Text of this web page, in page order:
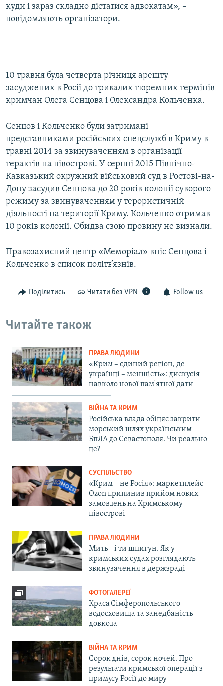
куди і зараз складно дістатися адвокатам», –
повідомляють організатори.
10 травня була четверта річниця арешту
засуджених в Росії до тривалих тюремних термінів
кримчан Олега Сенцова і Олександра Кольченка.
Сенцов і Кольченко були затримані
представниками російських спецслужб в Криму в
травні 2014 за звинуваченням в організації
терактів на півострові. У серпні 2015 Північно-
Кавказький окружний військовий суд в Ростові-на-
Дону засудив Сенцова до 20 років колонії суворого
режиму за звинуваченням у терористичній
діяльності на території Криму. Кольченко отримав
10 років колонії. Обидва свою провину не визнали.
Правозахисний центр «Меморіал» вніс Сенцова і
Кольченко в список політв’язнів.
Поділитись Читати без VPN Follow us
Читайте також
ПРАВА ЛЮДИНИ
«Крим – єдиний регіон, де
українці – меншість»: дискусія
навколо нової пам'ятної дати
ВІЙНА ТА КРИМ
Російська влада обіцяє закрити
морський шлях українським
БпЛА до Севастополя. Чи реально
це?
СУСПІЛЬСТВО
«Крим – не Росія»: маркетплейс
Ozon припинив прийом нових
замовлень на Кримському
півострові
ПРАВА ЛЮДИНИ
Мить – і ти шпигун. Як у
кримських судах розглядають
звинувачення в держзраді
ФОТОГАЛЕРЕЇ
Краса Сімферопольського
водосховища та занедбаність
довкола
ВІЙНА ТА КРИМ
Сорок днів, сорок ночей. Про
результати кримської операції з
примусу Росії до миру